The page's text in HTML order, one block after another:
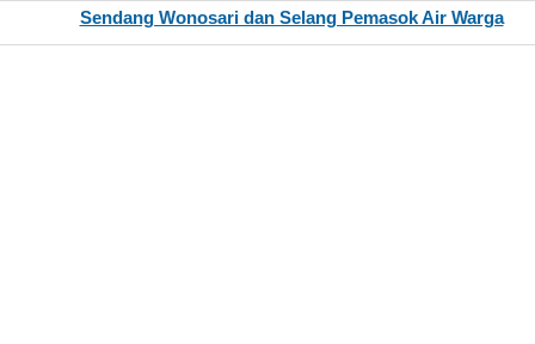
Sendang Wonosari dan Selang Pemasok Air Warga